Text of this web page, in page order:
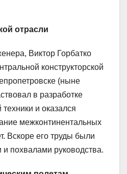
отрасли
Виктор Горбатко
конструкторской
(ныне
в разработке
техники и оказался
межконтинентальных
Вскоре его труды были
похвалами руководства.